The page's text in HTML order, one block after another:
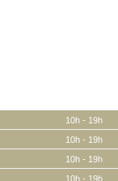
10h - 19h
10h - 19h
10h - 19h
10h - 19h